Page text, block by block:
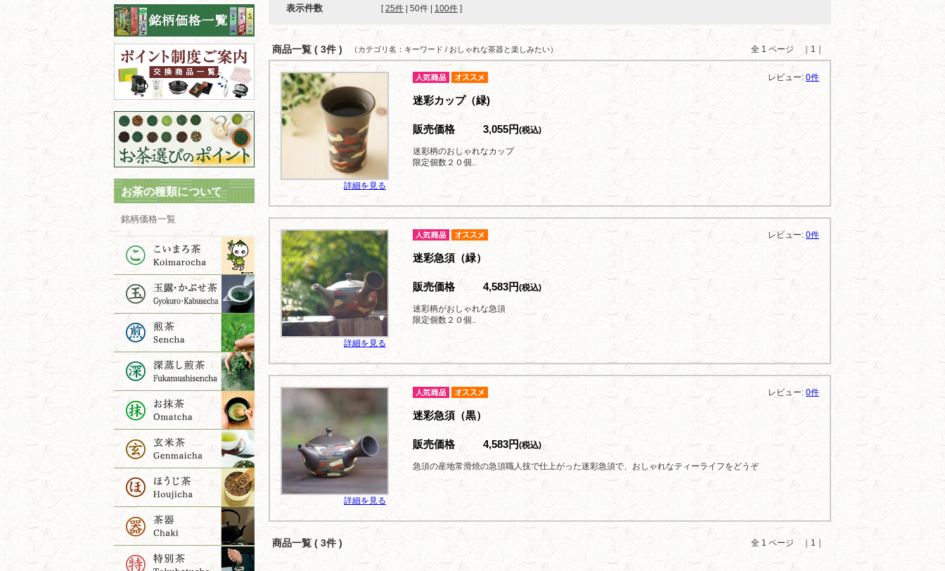
お茶の種類について
銘柄価格一覧
表示件数 [ 25件 50件 100件 ]
商品一覧 ( 3件 ) 全 1 ページ ｜1｜
（カテゴリ名：キーワード / おしゃれな茶器と楽しみたい）
詳細を見る
レビュー: 0件
迷彩カップ（緑)
販売価格 3,055円(税込)
迷彩柄のおしゃれなカップ
限定個数２０個..
詳細を見る
レビュー: 0件
迷彩急須（緑）
販売価格 4,583円(税込)
迷彩柄がおしゃれな急須
限定個数２０個..
詳細を見る
レビュー: 0件
迷彩急須（黒）
販売価格 4,583円(税込)
急須の産地常滑焼の急須職人技で仕上がった迷彩急須で、おしゃれなティーライフをどうぞ
商品一覧 ( 3件 ) 全 1 ページ ｜1｜